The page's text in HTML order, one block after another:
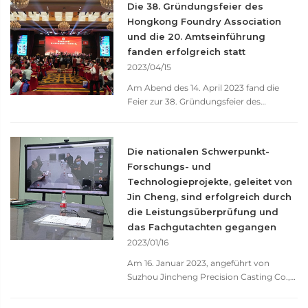
Personalbildung und
Ressourcenfreigabe. Die Mitglieder der
Delegation äußerten, dass sie durch
diesen Besuch ein tieferes Verständnis für
die fortschrittliche Technologie und
Precision gewonnen hätten und sich auf
die Erforschung weiterer
freuen. Die Singapore Management
University und die Singapore Association
of Precision Engineering and Technology
hoffen, dass diese Aktivität zwischen den
beiden Ländern mehr Kommunikations-
und Kooperationsbrücken zwischen
Unternehmen schafft. Dieser Austausch
bietet nicht nur neue
Unternehmen beider Seiten, sondern
sorgt auch für neuen Schwung in der
Druckgießereibetriebe die Bedeutung
erkannt, fortschrittliche ... einzuführen.
Die 38. Gründungsfeier des
Hongkong Foundry Association
und die 20. Amtseinführung
fanden erfolgreich statt
2023/04/15
Am Abend des 14. April 2023 fand die
Feier zur 38. Gründungsfeier des
in Tangxia, Dongguan statt. Mehr als 600
Führungsvertreter und ...
Die nationalen Schwerpunkt-
Forschungs- und
Technologieprojekte, geleitet von
Jin Cheng, sind erfolgreich durch
die Leistungsüberprüfung und
das Fachgutachten gegangen
2023/01/16
Am 16. Januar 2023, angeführt von
Suzhou Jincheng Precision Casting Co.,